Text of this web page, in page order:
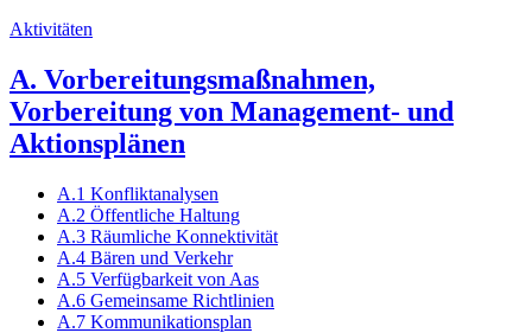
Aktivitäten
A. Vorbereitungsmaßnahmen,
Vorbereitung von Management- und
Aktionsplänen
A.1 Konfliktanalysen
A.2 Öffentliche Haltung
A.3 Räumliche Konnektivität
A.4 Bären und Verkehr
A.5 Verfügbarkeit von Aas
A.6 Gemeinsame Richtlinien
A.7 Kommunikationsplan